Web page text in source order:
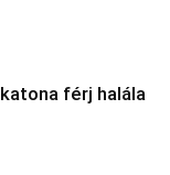
férj halála